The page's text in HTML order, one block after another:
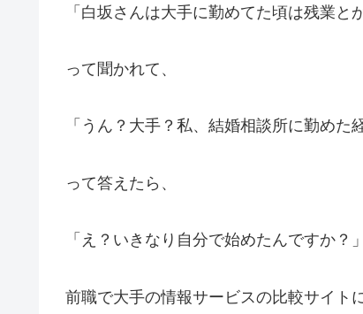
「白坂さんは大手に勤めてた頃は残業と
って聞かれて、
「うん？大手？私、結婚相談所に勤めた
って答えたら、
「え？いきなり自分で始めたんですか
前職で大手の情報サービスの比較サイト